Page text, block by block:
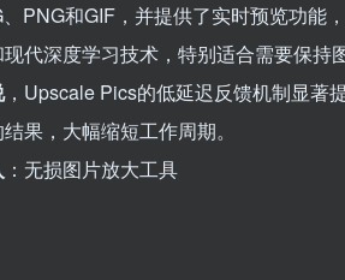
PNG和GIF，并提供了实时预览功能
代深度学习技术，特别适合需要保持
，Upscale Pics的低延迟反馈机制显著
果，大幅缩短工作周期。
：无损图片放大工具